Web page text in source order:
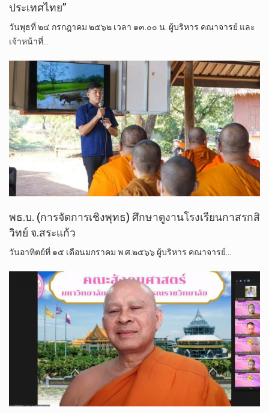
ประเทศไทย”
วันพุธที่ ๒๔ กรกฎาคม ๒๕๖๒ เวลา ๑๓.๐๐ น. ผู้บริหาร คณาจารย์ และ
เจ้าหน้าที่…
พธ.บ. (การจัดการเชิงพุทธ) ศึกษาดูงานโรงเรียนกาสรกสิ
วิทย์ จ.สระแก้ว
วันอาทิตย์​ที่​ ๑๕ เดือนมกราคม​ พ.ศ.๒๕๖๖​​ ผู้บริหาร​ คณาจารย์​…